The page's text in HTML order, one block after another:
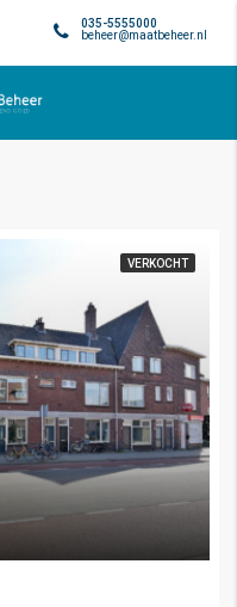
035-5555000
beheer@maatbeheer.nl
VERKOCHT